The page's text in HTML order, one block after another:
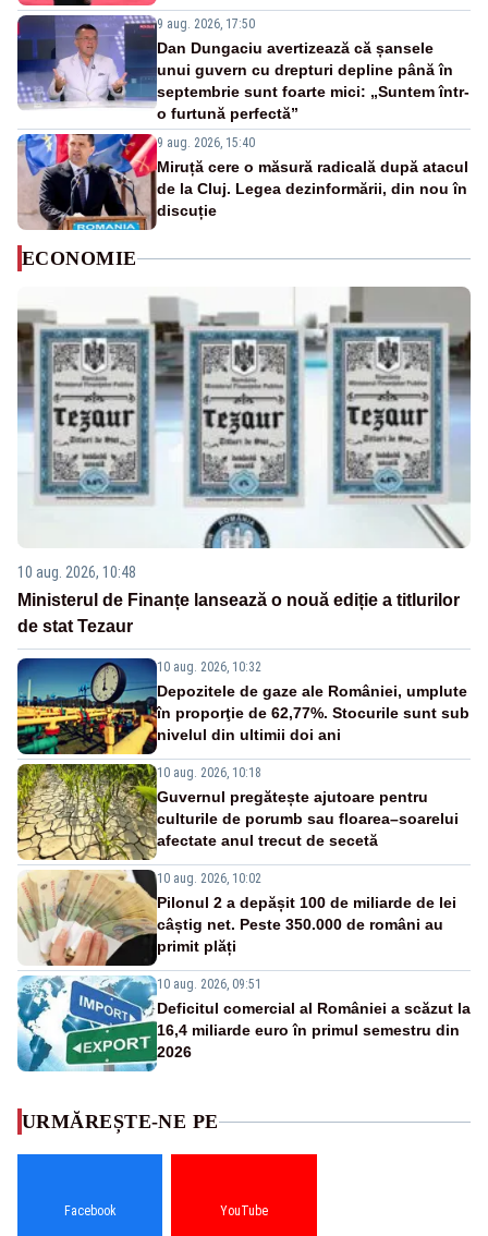
9 aug. 2026, 17:50
Dan Dungaciu avertizează că șansele
unui guvern cu drepturi depline până în
septembrie sunt foarte mici: „Suntem într-
o furtună perfectă”
9 aug. 2026, 15:40
Miruță cere o măsură radicală după atacul
de la Cluj. Legea dezinformării, din nou în
discuție
ECONOMIE
10 aug. 2026, 10:48
Ministerul de Finanțe lansează o nouă ediție a titlurilor
de stat Tezaur
10 aug. 2026, 10:32
Depozitele de gaze ale României, umplute
în proporţie de 62,77%. Stocurile sunt sub
nivelul din ultimii doi ani
10 aug. 2026, 10:18
Guvernul pregătește ajutoare pentru
culturile de porumb sau floarea–soarelui
afectate anul trecut de secetă
10 aug. 2026, 10:02
Pilonul 2 a depășit 100 de miliarde de lei
câștig net. Peste 350.000 de români au
primit plăți
10 aug. 2026, 09:51
Deficitul comercial al României a scăzut la
16,4 miliarde euro în primul semestru din
2026
URMĂREȘTE-NE PE
Facebook YouTube